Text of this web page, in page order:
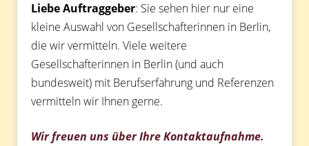
Liebe Auftraggeber: Sie sehen hier nur eine
kleine Auswahl von Gesellschafterinnen in Berlin,
die wir vermitteln. Viele weitere
Gesellschafterinnen in Berlin (und auch
bundesweit) mit Berufserfahrung und Referenzen
vermitteln wir Ihnen gerne.
Wir freuen uns über Ihre Kontaktaufnahme.